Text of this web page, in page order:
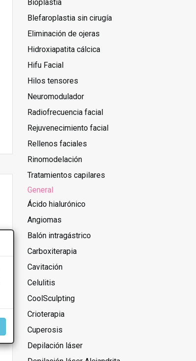
Bioplastia
Blefaroplastia sin cirugía
Eliminación de ojeras
Hidroxiapatita cálcica
Hifu Facial
Hilos tensores
Neuromodulador
Radiofrecuencia facial
Rejuvenecimiento facial
Rellenos faciales
Rinomodelación
Tratamientos capilares
General
Ácido hialurónico
Angiomas
Balón intragástrico
Carboxiterapia
Cavitación
Celulitis
CoolSculpting
Crioterapia
Cuperosis
Depilación láser